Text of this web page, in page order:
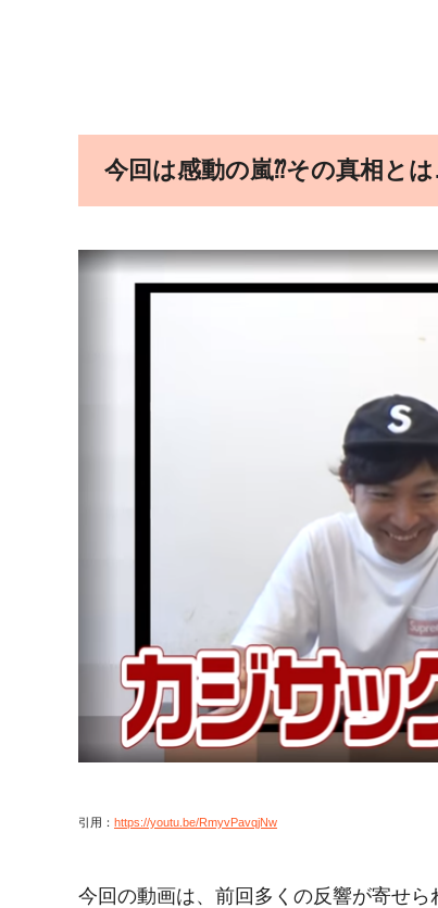
今回は感動の嵐⁇その真相と
引用： https://youtu.be/RmyvPavqjNw
今回の動画は、前回多くの反響が寄せ